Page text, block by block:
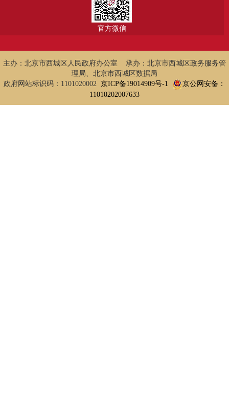
官方微信
主办：北京市西城区人民政府办公室 承办：北京市西城区政务服务管
理局、北京市西城区数据局
政府网站标识码：1101020002 京ICP备19014909号-1
京公网安备：
11010202007633